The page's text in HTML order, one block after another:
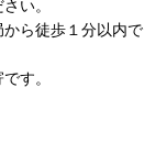
い。
ら徒歩１分以内で
す。